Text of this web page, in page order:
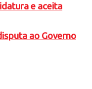
e aceita
ao Governo